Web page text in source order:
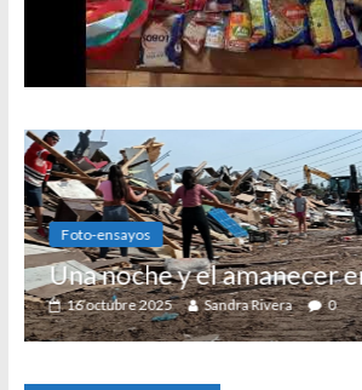
Foto-ensayos
Una noche y el amanecer
16 octubre 2025 Sandra Rivera 0